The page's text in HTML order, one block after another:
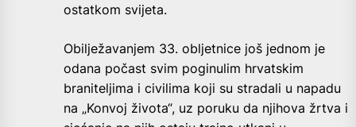
ostatkom svijeta.
Obilježavanjem 33. obljetnice još jednom je
odana počast svim poginulim hrvatskim
braniteljima i civilima koji su stradali u napadu
na „Konvoj života“, uz poruku da njihova žrtva i